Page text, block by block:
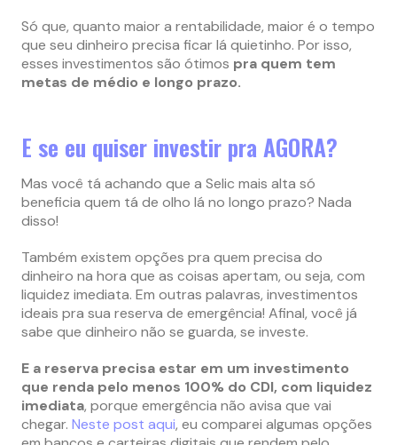
Só que, quanto maior a rentabilidade, maior é o tempo
que seu dinheiro precisa ficar lá quietinho. Por isso,
esses investimentos são ótimos pra quem tem
metas de médio e longo prazo.
E se eu quiser investir pra AGORA?
Mas você tá achando que a Selic mais alta só
beneficia quem tá de olho lá no longo prazo? Nada
disso!
Também existem opções pra quem precisa do
dinheiro na hora que as coisas apertam, ou seja, com
liquidez imediata. Em outras palavras, investimentos
ideais pra sua reserva de emergência! Afinal, você já
sabe que dinheiro não se guarda, se investe.
E a reserva precisa estar em um investimento
que renda pelo menos 100% do CDI, com liquidez
imediata, porque emergência não avisa que vai
chegar. Neste post aqui, eu comparei algumas opções